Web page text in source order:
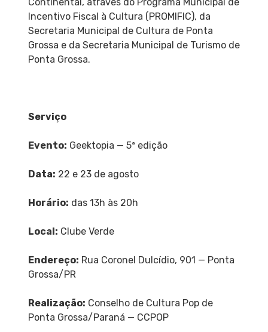
Incentivo Fiscal à Cultura (PROMIFIC), da
Secretaria Municipal de Cultura de Ponta
Grossa e da Secretaria Municipal de Turismo de
Ponta Grossa.
Serviço
Evento: Geektopia — 5ª edição
Data: 22 e 23 de agosto
Horário: das 13h às 20h
Local: Clube Verde
Endereço: Rua Coronel Dulcídio, 901 — Ponta
Grossa/PR
Realização: Conselho de Cultura Pop de
Ponta Grossa/Paraná — CCPOP